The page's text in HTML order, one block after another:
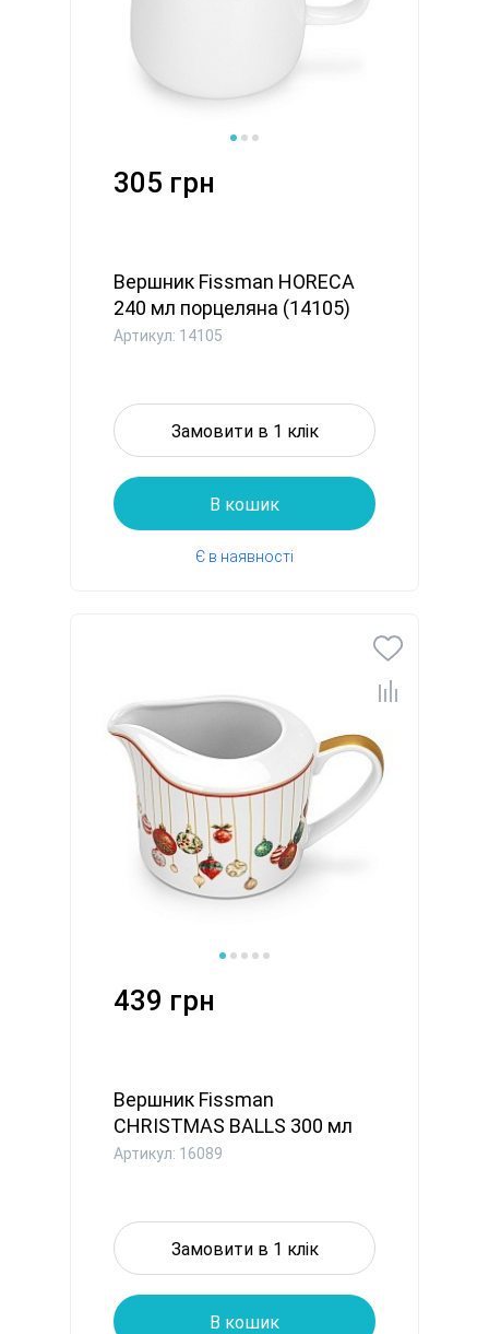
305 грн
Вершник Fissman HORECA
240 мл порцеляна (14105)
Артикул: 14105
Замовити в 1 клік
В кошик
Є в наявності
439 грн
Вершник Fissman
CHRISTMAS BALLS 300 мл
порцеляна (...
Артикул: 16089
Замовити в 1 клік
В кошик